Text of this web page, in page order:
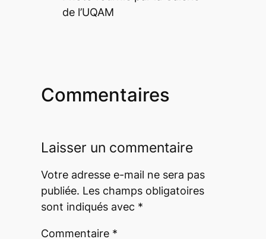
de l’UQAM
Commentaires
Laisser un commentaire
Votre adresse e-mail ne sera pas
publiée. Les champs obligatoires
sont indiqués avec *
Commentaire *